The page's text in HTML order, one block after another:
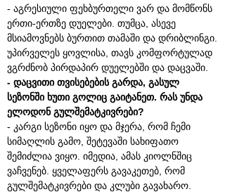
- აგრესიული ფეხბურთელი ვარ და მომწონს
ერთი-ერთზე დუელები. თუმცა, ასევე
მსიამოვნებს ბურთით თამაში და დრიბლინგი.
უპირველეს ყოვლისა, თავს კომფორტულად
ვგრძნობ პირდაპირ დუელებში და დაცვაში.
- დაცვითი თვისებების გარდა, გასულ
სეზონში ხუთი გოლიც გაიტანეთ. რას უნდა
ელოდონ გულშემატკივრები?
- კარგი სეზონი იყო და მჯერა, რომ ჩემი
სიმაღლის გამო, შეტევაში სახიფათო
შემიძლია ვიყო. იმედია, ამას კიოლნშიც
ვაჩვენებ. ყველაფერს გავაკეთებ, რომ
გულშემატკივრები და კლუბი გავახარო.